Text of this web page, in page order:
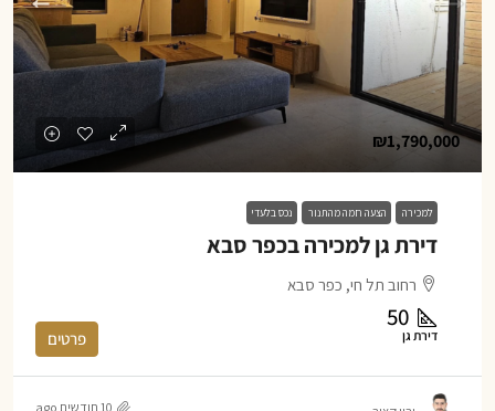
₪1,790,000
למכירה הצעה חמה מהתנור נכס בלעדי
דירת גן למכירה בכפר סבא
רחוב תל חי, כפר סבא
50
דירת גן פרטים
10 חודשים ago